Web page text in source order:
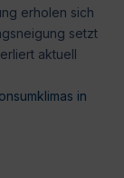
erholen sich
setzt
aktuell
in